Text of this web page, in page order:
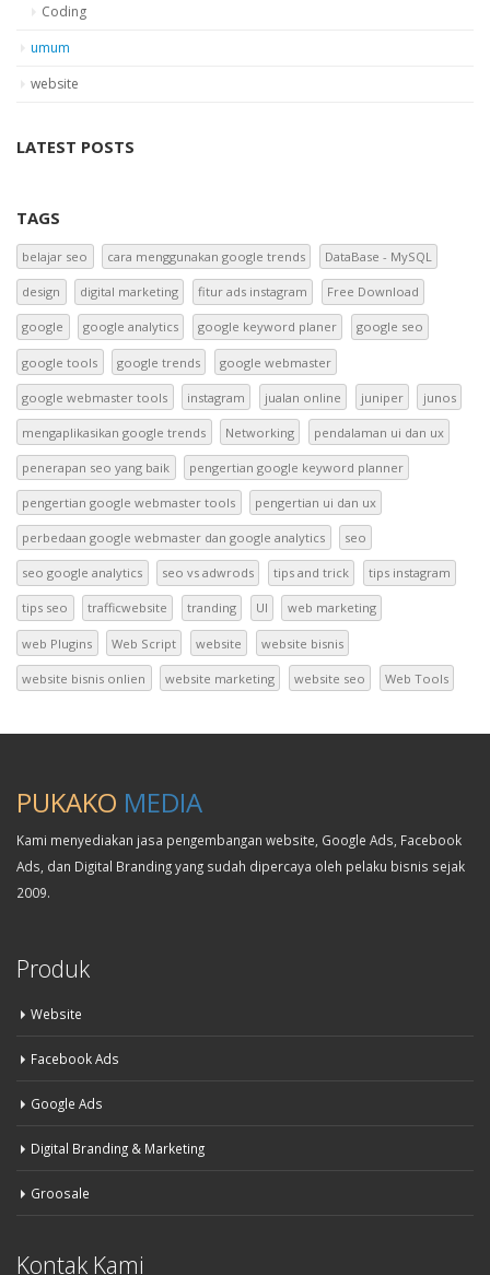
Coding
umum
website
LATEST POSTS
TAGS
belajar seo cara menggunakan google trends DataBase - MySQL
design digital marketing fitur ads instagram Free Download
google google analytics google keyword planer google seo
google tools google trends google webmaster
google webmaster tools instagram jualan online juniper junos
mengaplikasikan google trends Networking pendalaman ui dan ux
penerapan seo yang baik pengertian google keyword planner
pengertian google webmaster tools pengertian ui dan ux
perbedaan google webmaster dan google analytics seo
seo google analytics seo vs adwrods tips and trick tips instagram
tips seo trafficwebsite tranding UI web marketing
web Plugins Web Script website website bisnis
website bisnis onlien website marketing website seo Web Tools
PUKAKO MEDIA
Kami menyediakan jasa pengembangan website, Google Ads, Facebook
Ads, dan Digital Branding yang sudah dipercaya oleh pelaku bisnis sejak
2009.
Produk
Website
Facebook Ads
Google Ads
Digital Branding & Marketing
Groosale
Kontak Kami